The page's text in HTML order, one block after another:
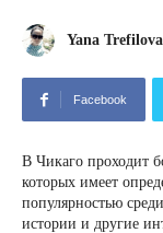
Yana Trefilova
Facebook
В Чикаго проходит
которых имеет
популярностью
истории и другие